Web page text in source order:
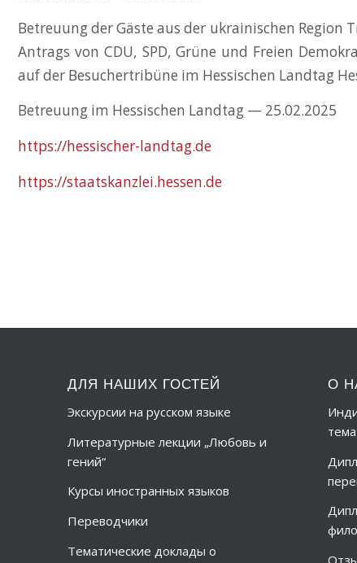
Betreuung der Gäste aus der ukrainischen Region
Antrags von CDU, SPD, Grüne und Freien
auf der Besuchertribüne im Hessischen Landtag
Betreuung im Hessischen Landtag — 25.02.2025
https://hessischer-landtag.de
https://staatskanzlei.hessen.de
ДЛЯ НАШИХ ГОСТЕЙ
Экскурсии на русском языке
Литературные лекции „Любовь и
гений“
Курсы иностранных языков
Переводчики
Тематические доклады о
О